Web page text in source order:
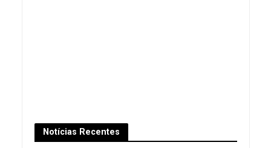
Notícias Recentes